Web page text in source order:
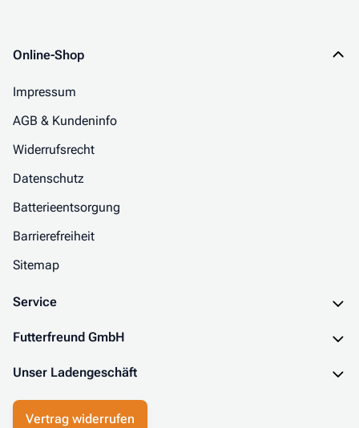
Online-Shop
Impressum
AGB & Kundeninfo
Widerrufsrecht
Datenschutz
Batterieentsorgung
Barrierefreiheit
Sitemap
Service
Futterfreund GmbH
Unser Ladengeschäft
Vertrag widerrufen